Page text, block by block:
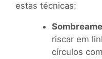
estas técnicas:
riscar em
círculos